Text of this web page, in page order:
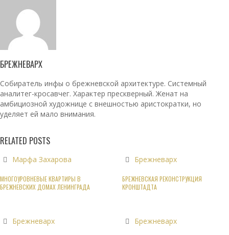
БРЕЖНЕВАРХ
Собиратель инфы о брежневской архитектуре. Системный
аналитег-кросавчег. Характер прескверный. Женат на
амбициозной художнице с внешностью аристократки, но
уделяет ей мало внимания.
RELATED POSTS
Марфа Захарова
МНОГОУРОВНЕВЫЕ КВАРТИРЫ В
БРЕЖНЕВСКИХ ДОМАХ ЛЕНИНГРАДА
Брежневарх
БРЕЖНЕВСКАЯ РЕКОНСТРУКЦИЯ
КРОНШТАДТА
Брежневарх Брежневарх